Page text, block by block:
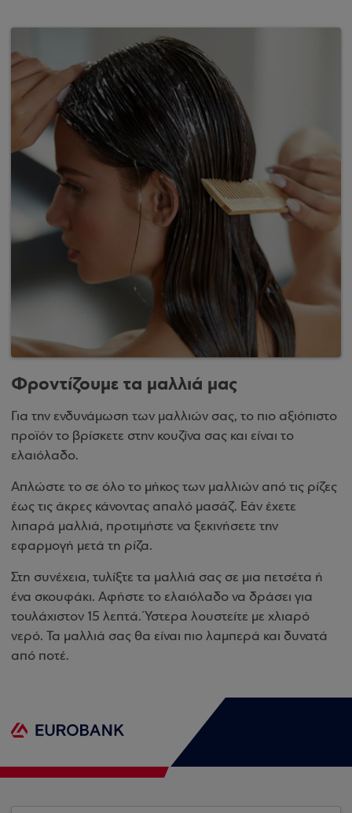
Φροντίζουμε τα μαλλιά μας
Για την ενδυνάμωση των μαλλιών σας, το πιο αξιόπιστο
προϊόν το βρίσκετε στην κουζίνα σας και είναι το
ελαιόλαδο.
Απλώστε το σε όλο το μήκος των μαλλιών από τις ρίζες
έως τις άκρες κάνοντας απαλό μασάζ. Εάν έχετε
λιπαρά μαλλιά, προτιμήστε να ξεκινήσετε την
εφαρμογή μετά τη ρίζα.
Στη συνέχεια, τυλίξτε τα μαλλιά σας σε μια πετσέτα ή
ένα σκουφάκι. Αφήστε το ελαιόλαδο να δράσει για
τουλάχιστον 15 λεπτά. Ύστερα λουστείτε με χλιαρό
νερό. Τα μαλλιά σας θα είναι πιο λαμπερά και δυνατά
από ποτέ.